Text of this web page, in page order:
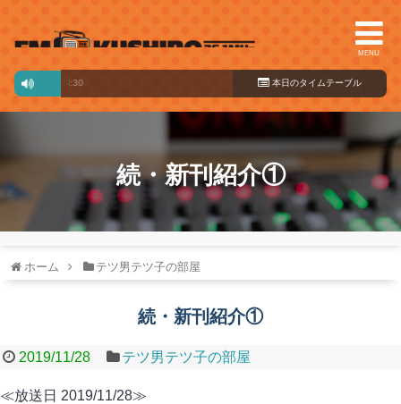
MENU
わくわく♪プラス 07:30～13:30
本日のタイ ムテーブル
続・新刊紹介①
ホーム テツ男テツ子の部屋
続・新刊紹介①
2019/11/28 テツ男テツ子の部屋
≪放送日 2019/11/28≫